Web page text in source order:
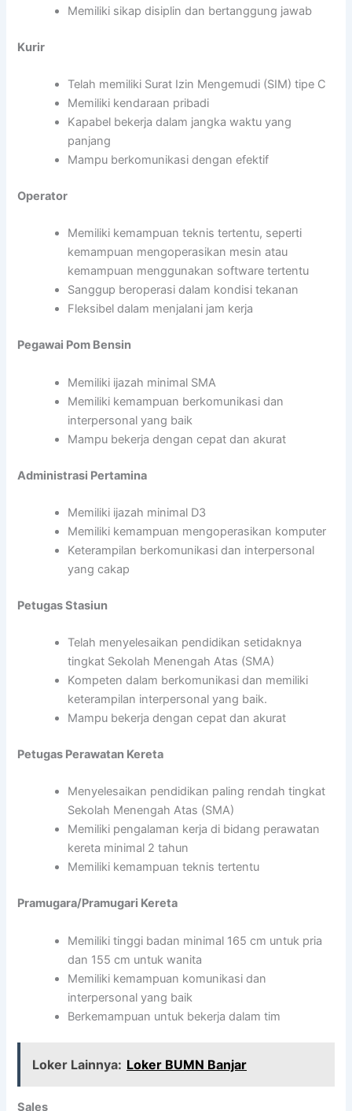
Memiliki sikap disiplin dan bertanggung jawab
Kurir
Telah memiliki Surat Izin Mengemudi (SIM) tipe C
Memiliki kendaraan pribadi
Kapabel bekerja dalam jangka waktu yang
panjang
Mampu berkomunikasi dengan efektif
Operator
Memiliki kemampuan teknis tertentu, seperti
kemampuan mengoperasikan mesin atau
kemampuan menggunakan software tertentu
Sanggup beroperasi dalam kondisi tekanan
Fleksibel dalam menjalani jam kerja
Pegawai Pom Bensin
Memiliki ijazah minimal SMA
Memiliki kemampuan berkomunikasi dan
interpersonal yang baik
Mampu bekerja dengan cepat dan akurat
Administrasi Pertamina
Memiliki ijazah minimal D3
Memiliki kemampuan mengoperasikan komputer
Keterampilan berkomunikasi dan interpersonal
yang cakap
Petugas Stasiun
Telah menyelesaikan pendidikan setidaknya
tingkat Sekolah Menengah Atas (SMA)
Kompeten dalam berkomunikasi dan memiliki
keterampilan interpersonal yang baik.
Mampu bekerja dengan cepat dan akurat
Petugas Perawatan Kereta
Menyelesaikan pendidikan paling rendah tingkat
Sekolah Menengah Atas (SMA)
Memiliki pengalaman kerja di bidang perawatan
kereta minimal 2 tahun
Memiliki kemampuan teknis tertentu
Pramugara/Pramugari Kereta
Memiliki tinggi badan minimal 165 cm untuk pria
dan 155 cm untuk wanita
Memiliki kemampuan komunikasi dan
interpersonal yang baik
Berkemampuan untuk bekerja dalam tim
Loker Lainnya: Loker BUMN Banjar
Sales